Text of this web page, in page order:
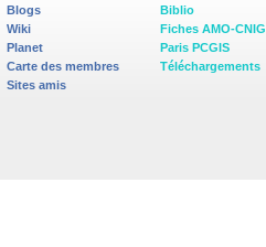
Blogs
Wiki
Planet
Carte des membres
Sites amis
Biblio
Fiches AMO-CNIG
Paris PCGIS
Téléchargements